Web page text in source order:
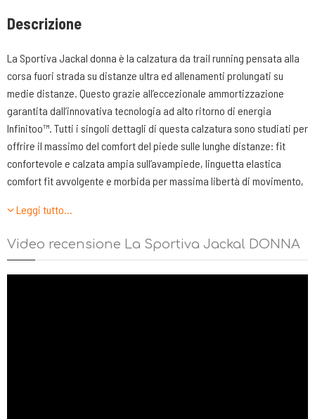
Descrizione
La Sportiva Jackal donna è la calzatura da trail running pensata alla
corsa fuori strada su distanze ultra ed allenamenti prolungati su
medie distanze. Questo grazie all’eccezionale ammortizzazione
garantita dall’innovativa tecnologia ad alto ritorno di energia
Infinitoo™. Tutti i singoli dettagli di questa calzatura sono studiati per
offrire il massimo del comfort del piede sulle lunghe distanze: fit
confortevole e calzata ampia sull’avampiede, linguetta elastica
comfort fit avvolgente e morbida per massima libertà di movimento,
fango. L’allacciatura vede i passanti incorporati direttamene nei
volumi durante le corse di lunga distanza in cui il piede tende
Leggi tutto…
Video recensione La Sportiva Jackal DONNA